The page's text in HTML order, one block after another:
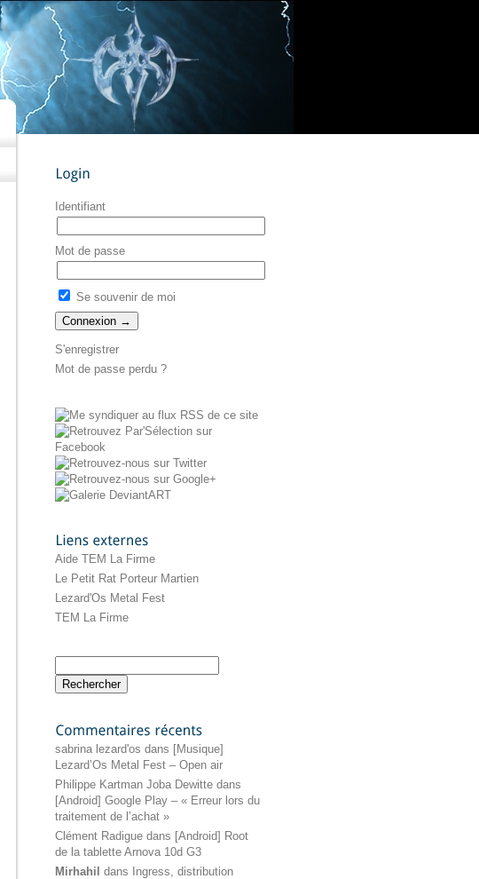
Identifiant
Mot de passe
Se souvenir de moi
S'enregistrer
Mot de passe perdu ?
Aide TEM La Firme
Le Petit Rat Porteur Martien
Lezard'Os Metal Fest
TEM La Firme
sabrina lezard'os dans [Musique]
Lezard’Os Metal Fest – Open air
Philippe Kartman Joba Dewitte dans
[Android] Google Play – « Erreur lors du
traitement de l’achat »
Clément Radigue dans [Android] Root
de la tablette Arnova 10d G3
Mirhahil dans Ingress, distribution